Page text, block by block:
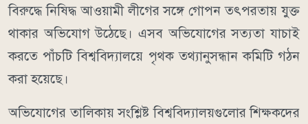
বিরুদ্ধে নিষিদ্ধ আওয়ামী লীগের সঙ্গে গোপন তৎপরতায় যুক্ত
থাকার অভিযোগ উঠেছে। এসব অভিযোগের সত্যতা যাচাই
করতে পাঁচটি বিশ্ববিদ্যালয়ে পৃথক তথ্যানুসন্ধান কমিটি গঠন
করা হয়েছে।
অভিযোগের তালিকায় সংশ্লিষ্ট বিশ্ববিদ্যালয়গুলোর শিক্ষকদের